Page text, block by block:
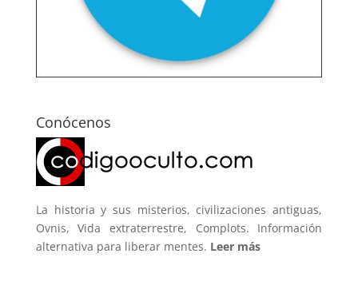
Conócenos
La historia y sus misterios, civilizaciones antiguas,
Ovnis, Vida extraterrestre, Complots. Información
alternativa para liberar mentes. Leer más